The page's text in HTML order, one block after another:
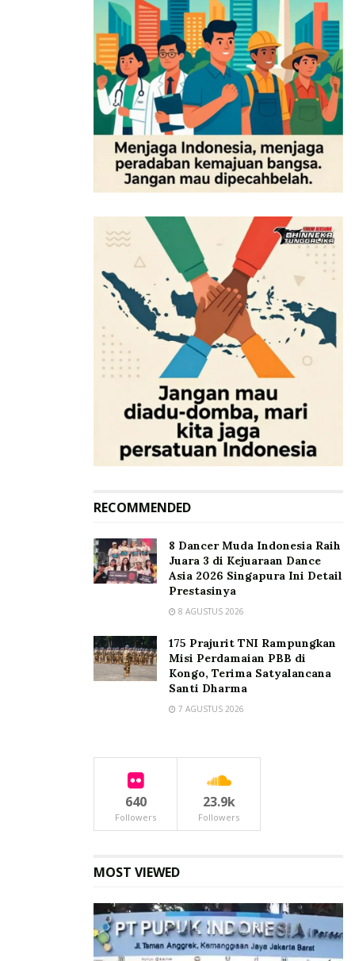
menekankan disiplin dan sistem internal, dengan
tuntutan masyarakat sipil yang mengedepankan
transparansi, akuntabilitas, serta perlindungan korban
dalam proses hukum.
Kasus ini pun menjadi sorotan publik, sekaligus
menguji sejauh mana sistem hukum mampu
menghadirkan keadilan yang tidak hanya sah secara
prosedural, tetapi juga dirasakan adil oleh masyarakat.
Andrie Yunus hukum. Indonesia
Kabar5News
Mahkamah Agung
Mahkamah Konstitusi
TNI
RECOMMENDED
8 Dancer Muda Indonesia Raih
Juara 3 di Kejuaraan Dance
Asia 2026 Singapura Ini Detail
Prestasinya
8 AGUSTUS 2026
175 Prajurit TNI Rampungkan
Misi Perdamaian PBB di
Kongo, Terima Satyalancana
Santi Dharma
7 AGUSTUS 2026
640
Followers
23.9k
Followers
MOST VIEWED